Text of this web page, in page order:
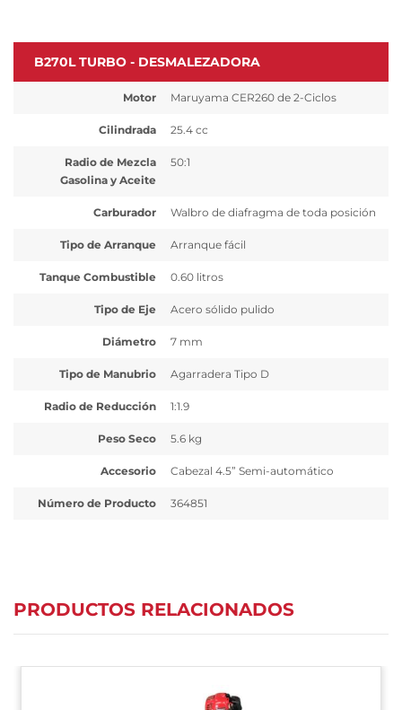
B270L TURBO - DESMALEZADORA
Motor Maruyama CER260 de 2-Ciclos
Cilindrada 25.4 cc
Radio de Mezcla
Gasolina y Aceite
50:1
Carburador Walbro de diafragma de toda posición
Tipo de Arranque Arranque fácil
Tanque Combustible 0.60 litros
Tipo de Eje Acero sólido pulido
Diámetro 7 mm
Tipo de Manubrio Agarradera Tipo D
Radio de Reducción 1:1.9
Peso Seco 5.6 kg
Accesorio Cabezal 4.5” Semi-automático
Número de Producto 364851
PRODUCTOS RELACIONADOS